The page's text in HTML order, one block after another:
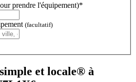
prendre l'équipement)*
(facultatif)
et locale® à